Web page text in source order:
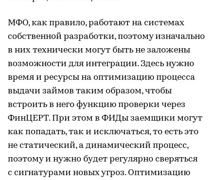
МФО, как правило, работают на системах
собственной разработки, поэтому изначально
в них технически могут быть не заложены
возможности для интеграции. Здесь нужно
время и ресурсы на оптимизацию процесса
выдачи займов таким образом, чтобы
встроить в него функцию проверки через
ФинЦЕРТ. При этом в ФИДы заемщики могут
как попадать, так и исключаться, то есть это
не статический, а динамический процесс,
поэтому и нужно будет регулярно сверяться
с сигнатурами новых угроз. Оптимизацию